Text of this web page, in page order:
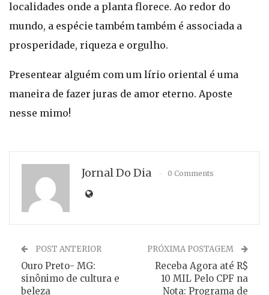
localidades onde a planta florece. Ao redor do
mundo, a espécie também também é associada a
prosperidade, riqueza e orgulho.
Presentear alguém com um lírio oriental é uma
maneira de fazer juras de amor eterno. Aposte
nesse mimo!
Jornal Do Dia 0 Comments
POST ANTERIOR
Ouro Preto- MG:
sinônimo de cultura e
beleza
PRÓXIMA POSTAGEM
Receba Agora até R$
10 MIL Pelo CPF na
Nota: Programa de